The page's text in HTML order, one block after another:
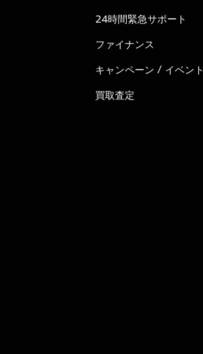
24時間緊急サポート
ファイナンス
キャンペーン / イベント
買取査定